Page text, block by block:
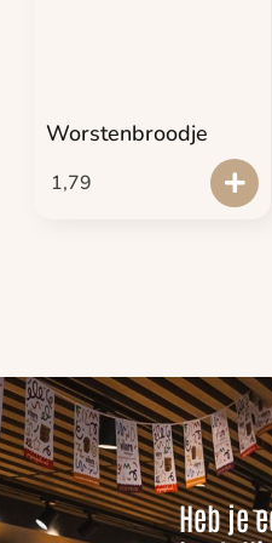
Worstenbroodje
1,79
Heb je